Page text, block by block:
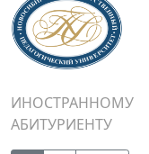
ИНОСТРАННОМУ
АБИТУРИЕНТУ